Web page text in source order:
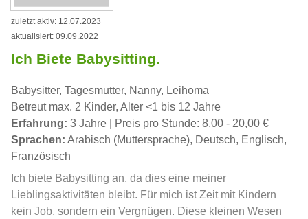
zuletzt aktiv: 12.07.2023
aktualisiert: 09.09.2022
Ich Biete Babysitting.
Babysitter, Tagesmutter, Nanny, Leihoma
Betreut max. 2 Kinder, Alter <1 bis 12 Jahre
Erfahrung: 3 Jahre | Preis pro Stunde: 8,00 - 20,00 €
Sprachen: Arabisch (Muttersprache), Deutsch, Englisch,
Französisch
Ich biete Babysitting an, da dies eine meiner
Lieblingsaktivitäten bleibt. Für mich ist Zeit mit Kindern
kein Job, sondern ein Vergnügen. Diese kleinen Wesen